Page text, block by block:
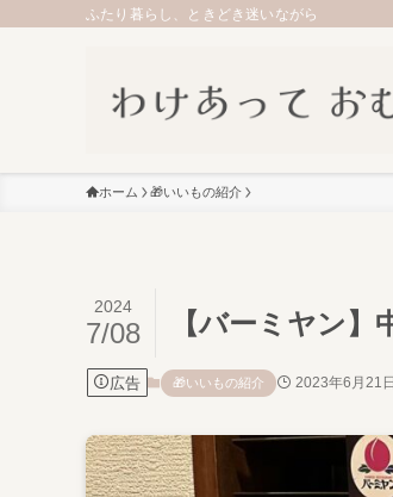
ふたり暮らし、ときどき迷いながら
ホーム 🎁いいもの紹介
【バーミヤン
2024
7/08
広告 🎁いいもの紹介 2023年6月21日